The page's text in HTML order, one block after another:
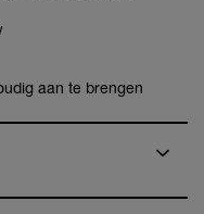
aan te brengen